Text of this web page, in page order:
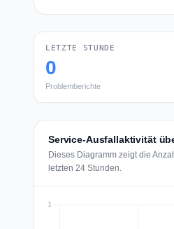
LETZTE STUNDE
0
Problemberichte
Service-Ausfallaktivität
Dieses Diagramm zeigt die
letzten 24 Stunden.